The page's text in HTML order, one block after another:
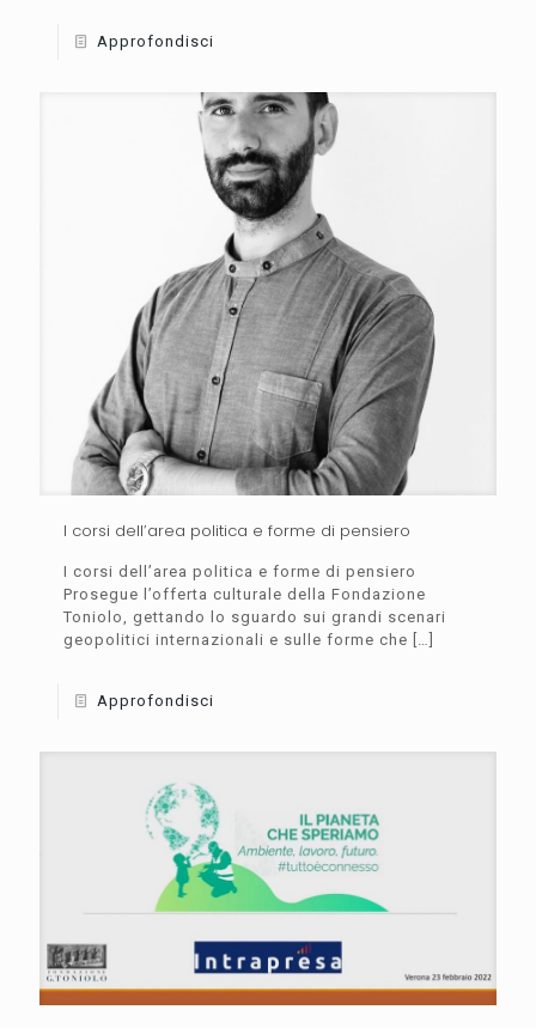
Approfondisci
I corsi dell’area politica e forme di pensiero
I corsi dell’area politica e forme di pensiero
Prosegue l’offerta culturale della Fondazione
Toniolo, gettando lo sguardo sui grandi scenari
geopolitici internazionali e sulle forme che
Approfondisci